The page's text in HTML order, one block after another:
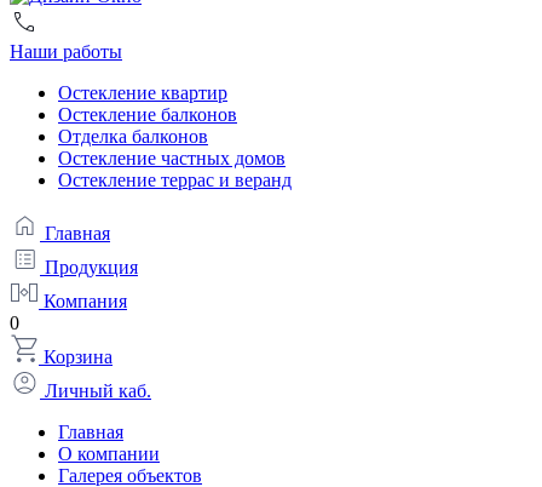
Наши работы
Остекление квартир
Остекление балконов
Отделка балконов
Остекление частных домов
Остекление террас и веранд
Главная
Продукция
Компания
0
Корзина
Личный каб.
Главная
О компании
Галерея объектов